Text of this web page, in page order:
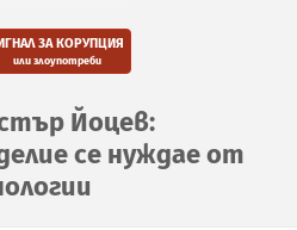
ЗА КОРУПЦИЯ
или злоупотреби
Йоцев:
се нуждае от